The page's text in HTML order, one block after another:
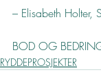
– Elisabeth Holter,
BOD OG
RYDDEPROSJEKTER